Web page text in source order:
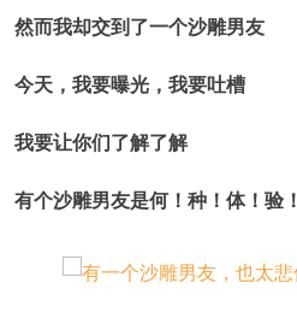
然而我却交到了一个沙雕男友
今天，我要曝光，我要吐槽
我要让你们了解了解
有个沙雕男友是何！种！体！验！